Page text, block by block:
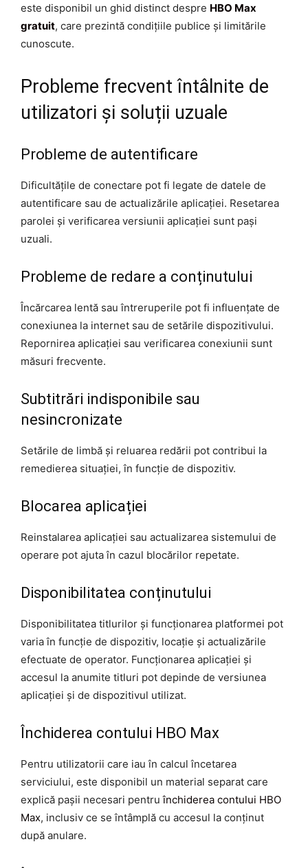
este disponibil un ghid distinct despre HBO Max
gratuit, care prezintă condițiile publice și limitările
cunoscute.
Probleme frecvent întâlnite de
utilizatori și soluții uzuale
Probleme de autentificare
Dificultățile de conectare pot fi legate de datele de
autentificare sau de actualizările aplicației. Resetarea
parolei și verificarea versiunii aplicației sunt pași
uzuali.
Probleme de redare a conținutului
Încărcarea lentă sau întreruperile pot fi influențate de
conexiunea la internet sau de setările dispozitivului.
Repornirea aplicației sau verificarea conexiunii sunt
măsuri frecvente.
Subtitrări indisponibile sau
nesincronizate
Setările de limbă și reluarea redării pot contribui la
remedierea situației, în funcție de dispozitiv.
Blocarea aplicației
Reinstalarea aplicației sau actualizarea sistemului de
operare pot ajuta în cazul blocărilor repetate.
Disponibilitatea conținutului
Disponibilitatea titlurilor și funcționarea platformei pot
varia în funcție de dispozitiv, locație și actualizările
efectuate de operator. Funcționarea aplicației și
accesul la anumite titluri pot depinde de versiunea
aplicației și de dispozitivul utilizat.
Închiderea contului HBO Max
Pentru utilizatorii care iau în calcul încetarea
serviciului, este disponibil un material separat care
explică pașii necesari pentruînchiderea contului HBO
Max, inclusiv ce se întâmplă cu accesul la conținut
după anulare.